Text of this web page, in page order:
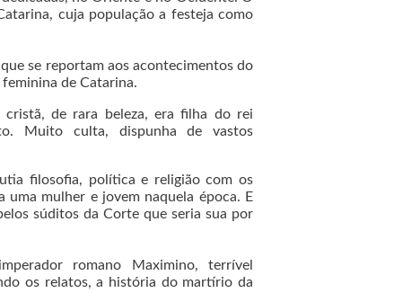
cuja população a festeja como
se reportam aos acontecimentos do
de Catarina.
de rara beleza, era filha do rei
Muito culta, dispunha de vastos
filosofia, política e religião com os
uma mulher e jovem naquela época. E
súditos da Corte que seria sua por
romano Maximino, terrível
os relatos, a história do martírio da